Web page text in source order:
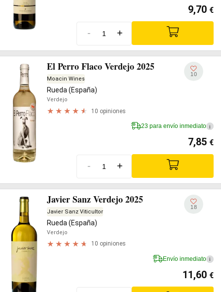
9,70 €
- +
El Perro Flaco Verdejo 2025
Moacin Wines
Rueda (España)
Verdejo
10 opiniones
10
23 para envío inmediato i
7,85 €
- +
Javier Sanz Verdejo 2025
Javier Sanz Viticultor
Rueda (España)
Verdejo
10 opiniones
18
Envío inmediato i
11,60 €